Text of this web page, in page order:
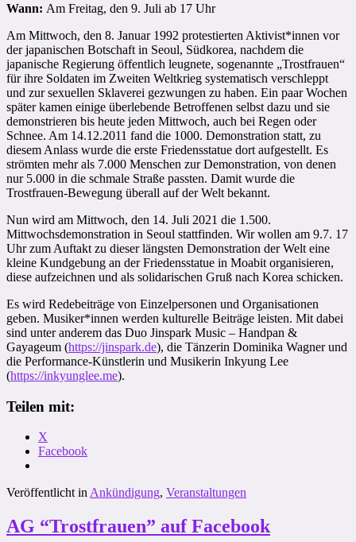
Wann: Am Freitag, den 9. Juli ab 17 Uhr
Am Mittwoch, den 8. Januar 1992 protestierten Aktivist*innen vor
der japanischen Botschaft in Seoul, Südkorea, nachdem die
japanische Regierung öffentlich leugnete, sogenannte „Trostfrauen“
für ihre Soldaten im Zweiten Weltkrieg systematisch verschleppt
und zur sexuellen Sklaverei gezwungen zu haben. Ein paar Wochen
später kamen einige überlebende Betroffenen selbst dazu und sie
demonstrieren bis heute jeden Mittwoch, auch bei Regen oder
Schnee. Am 14.12.2011 fand die 1000. Demonstration statt, zu
diesem Anlass wurde die erste Friedensstatue dort aufgestellt. Es
strömten mehr als 7.000 Menschen zur Demonstration, von denen
nur 5.000 in die schmale Straße passten. Damit wurde die
Trostfrauen-Bewegung überall auf der Welt bekannt.
Nun wird am Mittwoch, den 14. Juli 2021 die 1.500.
Mittwochsdemonstration in Seoul stattfinden. Wir wollen am 9.7. 17
Uhr zum Auftakt zu dieser längsten Demonstration der Welt eine
kleine Kundgebung an der Friedensstatue in Moabit organisieren,
diese aufzeichnen und als solidarischen Gruß nach Korea schicken.
Es wird Redebeiträge von Einzelpersonen und Organisationen
geben. Musiker*innen werden kulturelle Beiträge leisten. Mit dabei
sind unter anderem das Duo Jinspark Music – Handpan &
Gayageum (https://jinspark.de), die Tänzerin Dominika Wagner und
die Performance-Künstlerin und Musikerin Inkyung Lee
(https://inkyunglee.me).
Teilen mit:
X
Facebook
Veröffentlicht in Ankündigung, Veranstaltungen
AG “Trostfrauen” auf Facebook